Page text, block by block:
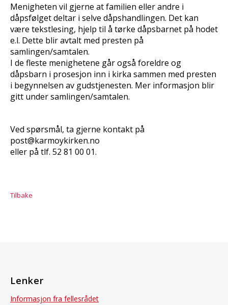
Menigheten vil gjerne at familien eller andre i
dåpsfølget deltar i selve dåpshandlingen. Det kan
være tekstlesing, hjelp til å tørke dåpsbarnet på hodet
e.l. Dette blir avtalt med presten på
samlingen/samtalen.
I de fleste menighetene går også foreldre og
dåpsbarn i prosesjon inn i kirka sammen med presten
i begynnelsen av gudstjenesten. Mer informasjon blir
gitt under samlingen/samtalen.
Ved spørsmål, ta gjerne kontakt på
post@karmoykirken.no
eller på tlf. 52 81 00 01.
Tilbake
Lenker
Informasjon fra fellesrådet